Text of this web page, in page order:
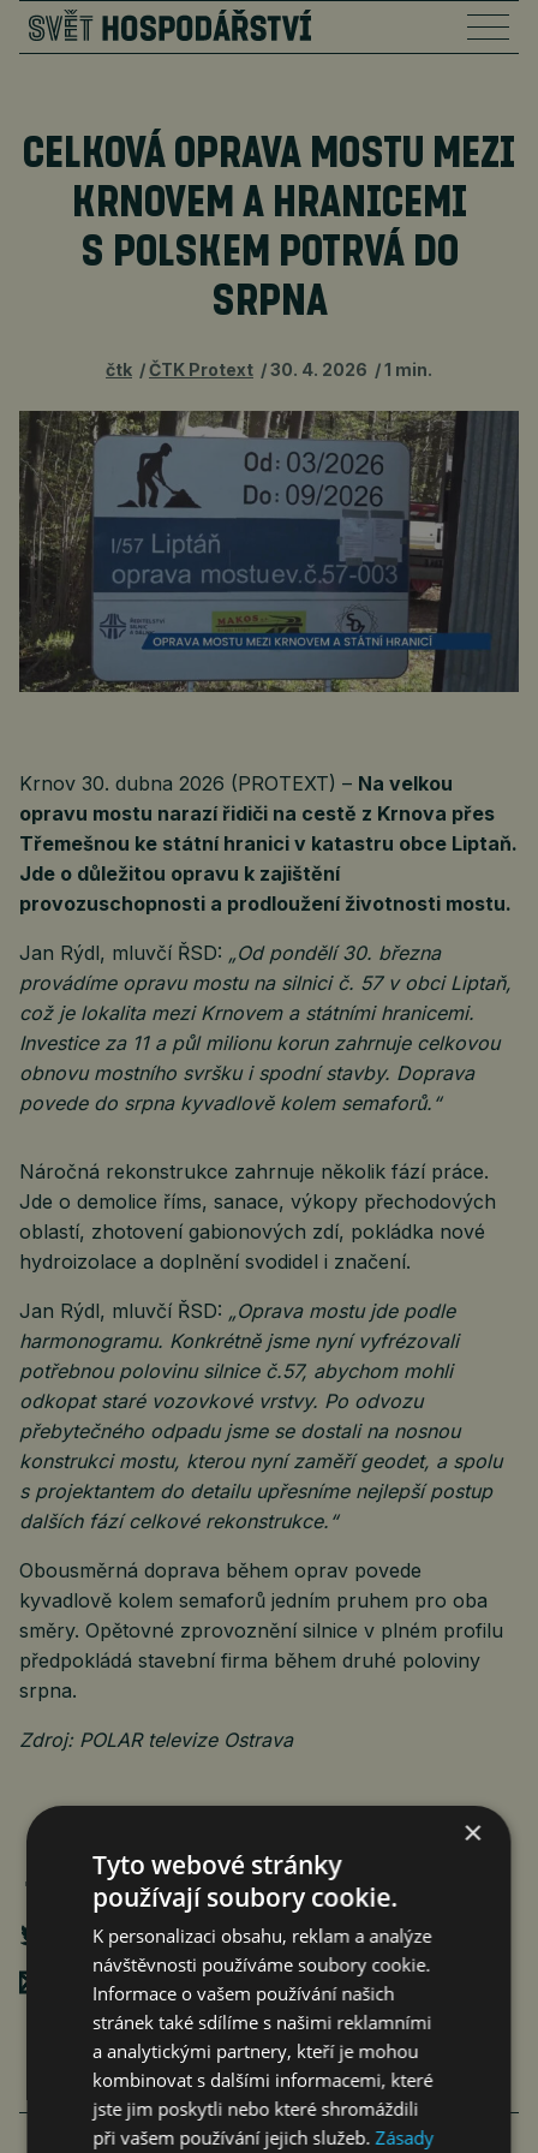
CELKOVÁ OPRAVA MOSTU MEZI
KRNOVEM A HRANICEMI
S POLSKEM POTRVÁ DO
SRPNA
čtk ČTK Protext 30. 4. 2026 1 min.
Krnov 30. dubna 2026 (PROTEXT) – Na velkou
opravu mostu narazí řidiči na cestě z Krnova přes
Třemešnou ke státní hranici v katastru obce Liptaň.
Jde o důležitou opravu k zajištění
provozuschopnosti a prodloužení životnosti mostu.
Jan Rýdl, mluvčí ŘSD: „Od pondělí 30. března
provádíme opravu mostu na silnici č. 57 v obci Liptaň,
což je lokalita mezi Krnovem a státními hranicemi.
Investice za 11 a půl milionu korun zahrnuje celkovou
obnovu mostního svršku i spodní stavby. Doprava
povede do srpna kyvadlově kolem semaforů.“
Náročná rekonstrukce zahrnuje několik fází práce.
Jde o demolice říms, sanace, výkopy přechodových
oblastí, zhotovení gabionových zdí, pokládka nové
hydroizolace a doplnění svodidel i značení.
Jan Rýdl, mluvčí ŘSD: „Oprava mostu jde podle
harmonogramu. Konkrétně jsme nyní vyfrézovali
potřebnou polovinu silnice č.57, abychom mohli
odkopat staré vozovkové vrstvy. Po odvozu
přebytečného odpadu jsme se dostali na nosnou
konstrukci mostu, kterou nyní zaměří geodet, a spolu
s projektantem do detailu upřesníme nejlepší postup
dalších fází celkové rekonstrukce.“
Obousměrná doprava během oprav povede
kyvadlově kolem semaforů jedním pruhem pro oba
směry. Opětovné zprovoznění silnice v plném profilu
předpokládá stavební firma během druhé poloviny
srpna.
Zdroj: POLAR televize Ostrava
Poslat mailem
×
Tyto webové stránky
používají soubory cookie.
K personalizaci obsahu, reklam a analýze
návštěvnosti používáme soubory cookie.
Informace o vašem používání našich
stránek také sdílíme s našimi reklamními
a analytickými partnery, kteří je mohou
kombinovat s dalšími informacemi, které
jste jim poskytli nebo které shromáždili
při vašem používání jejich služeb.Zásady